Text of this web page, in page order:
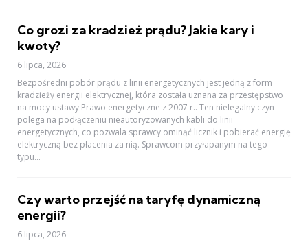
Co grozi za kradzież prądu? Jakie kary i
kwoty?
6 lipca, 2026
Bezpośredni pobór prądu z linii energetycznych jest jedną z form
kradzieży energii elektrycznej, która została uznana za przestępstwo
na mocy ustawy Prawo energetyczne z 2007 r.. Ten nielegalny czyn
polega na podłączeniu nieautoryzowanych kabli do linii
energetycznych, co pozwala sprawcy ominąć licznik i pobierać energię
elektryczną bez płacenia za nią. Sprawcom przyłapanym na tego
typu...
Czy warto przejść na taryfę dynamiczną
energii?
6 lipca, 2026